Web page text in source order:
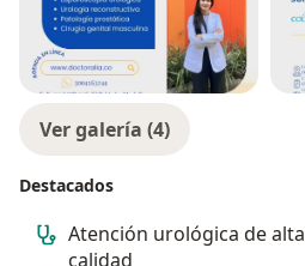
Ver galería (4)
Destacados
Atención urológica de alta
calidad